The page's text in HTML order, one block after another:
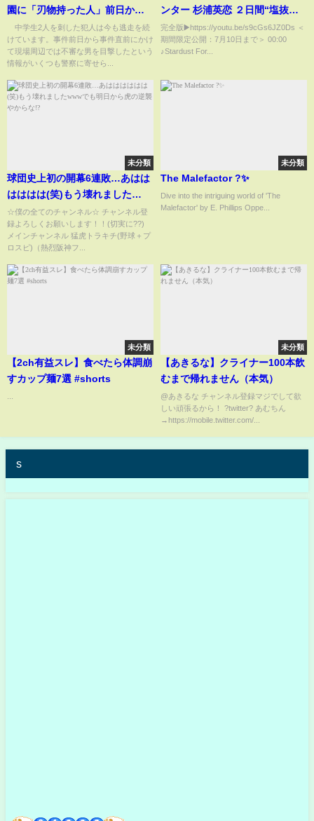
園に「刃物持った人」前日から
不審な男の目撃相次ぐ【もっと
知りたい！】【グッド！モーニ
ング】(2024年12月17日)
中学生2人を刺した犯人は今も逃走を続
けています。事件前日から事件直前にかけ
て現場周辺では不審な男を目撃したという
情報がいくつも警察に寄せら...
ンター 杉浦英恋 ２日間“塩抜
き”してスッキリ? 『視線のラブ
レター』MV公開解禁✨ #shorts
完全版▶️https://youtu.be/s9cGs6JZ0Ds ＜
期間限定公開：7月10日まで＞ 00:00
♪Stardust For...
未分類
球団史上初の開幕6連敗…あはは
はははは(笑)もう壊れました
wwwでも明日から虎の逆襲やか
らな!?
☆僕の全てのチャンネル☆ チャンネル登
録よろしくお願いします！！(切実に??)
メインチャンネル 猛虎トラキチ(野球＋プ
ロスピ)（熱烈阪神フ...
未分類
The Malefactor ?✨
Dive into the intriguing world of 'The
Malefactor' by E. Phillips Oppe...
未分類
【2ch有益スレ】食べたら体調崩
すカップ麺7選 #shorts
未分類
【あきるな】クライナー100本飲
むまで帰れません（本気）
@あきるな チャンネル登録マジでして欲
しい頑張るから！ ?twitter? あむちん
→https://mobile.twitter.com/...
s